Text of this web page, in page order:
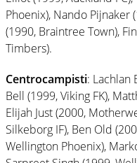
Phoenix), Nando Pijnaker
(1990, Braintree Town),
Timbers).
Centrocampisti: Lachlan
Bell (1999, Viking FK),
Elijah Just (2000,
Silkeborg IF), Ben Old
Wellington Phoenix),